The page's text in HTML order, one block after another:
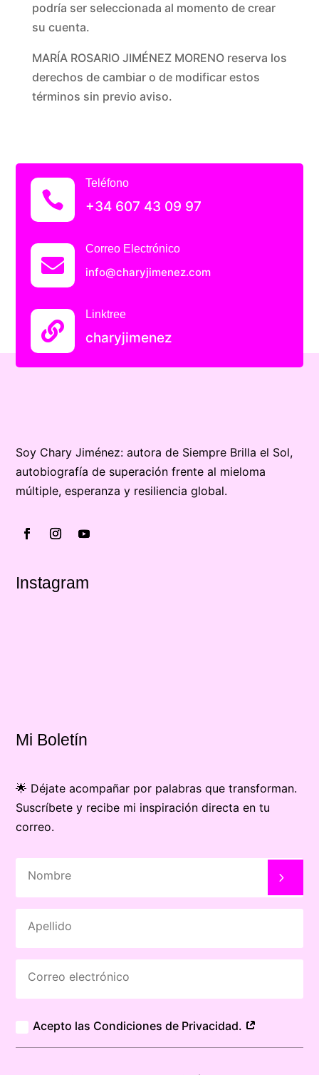
podría ser seleccionada al momento de crear
su cuenta.
MARÍA ROSARIO JIMÉNEZ MORENO reserva los
derechos de cambiar o de modificar estos
términos sin previo aviso.

Teléfono
+34 607 43 09 97

Correo Electrónico
info@charyjimenez.com

Linktree
charyjimenez
Soy Chary Jiménez: autora de Siempre Brilla el Sol,
autobiografía de superación frente al mieloma
múltiple, esperanza y resiliencia global.
Instagram
Mi Boletín
🌟 Déjate acompañar por palabras que transforman.
Suscríbete y recibe mi inspiración directa en tu
correo.
Acepto las Condiciones de Privacidad.